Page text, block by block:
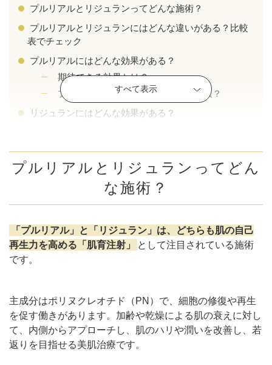
プルリアルとリジュランってどんな施術？
プルリアルとリジュランにはどんな違いがある？比較
表でチェック
プルリアルにはどんな効果がある？
期待できる効果とは？
プルリアルが向いているのはどんな人？
リジュランにはどんな効果がある？
自分にはどっちが合っている？迷った時の判断基準
選ぶときに意識したいポイント
料金表
すべて表示
プルリアルとリジュランってどん
な施術？
「プルリアル」と「リジュラン」は、どちらも肌の自己
再生力を高める「肌育注射」
として注目されている施術
です。
主成分はポリヌクレオチド（PN）で、細胞の修復や再生
を促す働きがあります。加齢や乾燥による肌の衰えに対し
て、内側からアプローチし、肌のハリや潤いを改善し、若
返りを目指せる美肌治療です。